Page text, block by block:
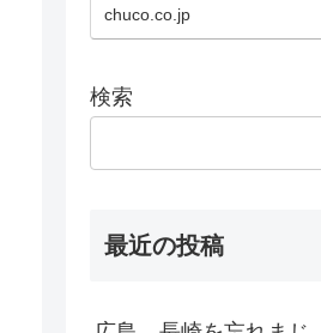
chuco.co.jp
検索
最近の投稿